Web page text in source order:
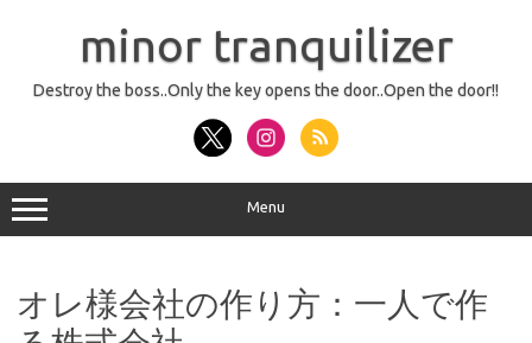
minor tranquilizer
Destroy the boss..Only the key opens the door..Open the door!!
Menu
オレ様会社の作り方：一人で作